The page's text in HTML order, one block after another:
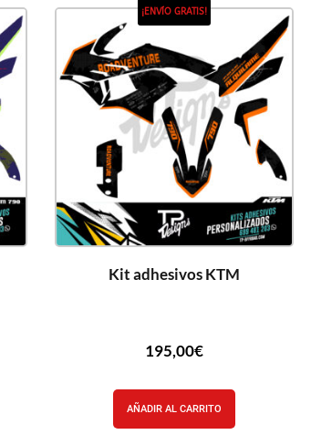
¡ENVÍO GRATIS!
Kit adhesivos KTM
195,00€
AÑADIR AL CARRITO